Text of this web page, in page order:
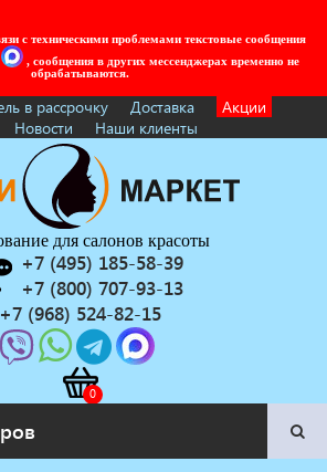
с техническими проблемами текстовые сообщения
, сообщения в других мессенджерах временно не
обрабатываются.
в рассрочку Доставка
Акции
Новости Наши клиенты
для салонов красоты
+7 (495) 185-58-39
+7 (800) 707-93-13
+7 (968) 524-82-15